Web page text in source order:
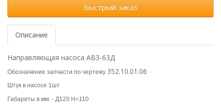
Быстрый заказ
Описание
Направляющая насоса АВЗ-63Д
Обозначение запчасти по чертежу 352.10.01.06
Штук в насосе 1шт
Габариты в мм. - Д120 Н=110